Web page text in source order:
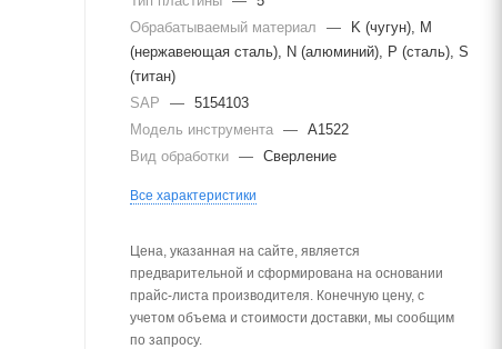
Обрабатываемый материал
—
K (чугун), M
(нержавеющая сталь), N (алюминий), P (сталь), S
(титан)
SAP
— 5154103
Модель инструмента — A1522
Вид обработки — Сверление
Все характеристики
Цена, указанная на сайте, является
предварительной и сформирована на основании
прайс-листа производителя. Конечную цену, с
учетом объема и стоимости доставки, мы сообщим
по запросу.